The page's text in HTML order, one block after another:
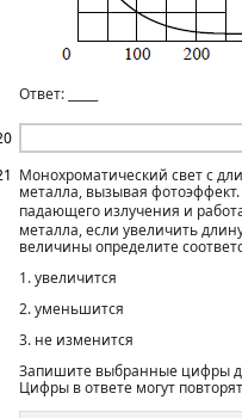
Ответ: _____
Монохроматический свет с
металла, вызывая
падающего излучения и
металла, если увеличить
величины определите
1. увеличится
2. уменьшится
3. не изменится
Запишите выбранные цифры
Цифры в ответе могут